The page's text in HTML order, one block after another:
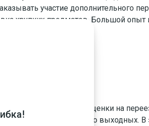
участие дополнительного
хрупких предметов. Большой
лояльные расценки на
просто подождать до выходных. В